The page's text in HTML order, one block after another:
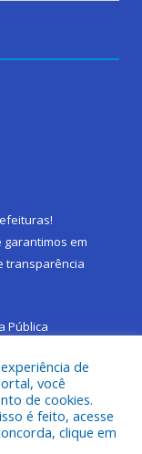
!
garantimos em
transparência
Pública
Municipal de São
de
você
de cookies.
é feito, acesse
clique em